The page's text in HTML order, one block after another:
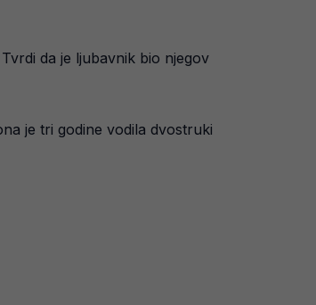
da je ljubavnik bio njegov
je tri godine vodila dvostruki